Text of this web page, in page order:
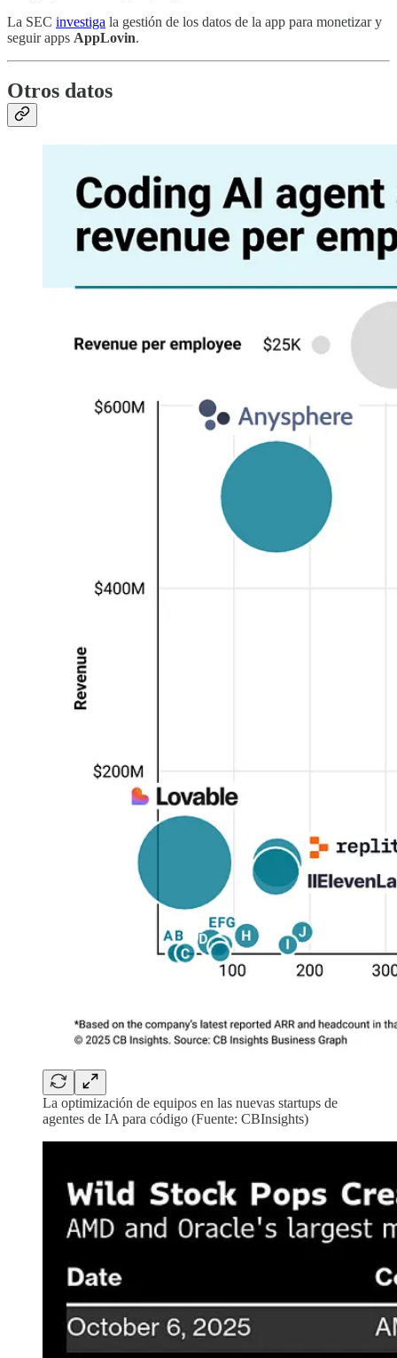
La SEC investiga la gestión de los datos de la app para monetizar y
seguir apps AppLovin.
Otros datos
La optimización de equipos en las nuevas startups de
agentes de IA para código (Fuente: CBInsights)